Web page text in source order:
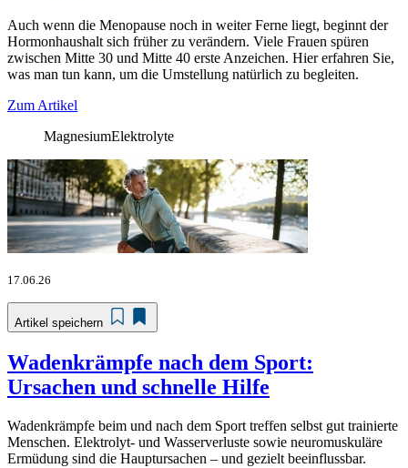
Auch wenn die Menopause noch in weiter Ferne liegt, beginnt der
Hormonhaushalt sich früher zu verändern. Viele Frauen spüren
zwischen Mitte 30 und Mitte 40 erste Anzeichen. Hier erfahren Sie,
was man tun kann, um die Umstellung natürlich zu begleiten.
Zum Artikel
MagnesiumElektrolyte
17.06.26
Artikel speichern
Wadenkrämpfe nach dem Sport:
Ursachen und schnelle Hilfe
Wadenkrämpfe beim und nach dem Sport treffen selbst gut trainierte
Menschen. Elektrolyt- und Wasserverluste sowie neuromuskuläre
Ermüdung sind die Hauptursachen – und gezielt beeinflussbar.